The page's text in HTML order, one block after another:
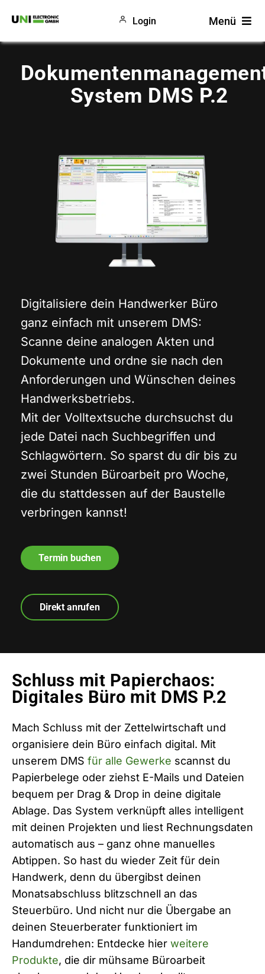
Inhalt
springen
Menü
Produkte
Gewerke
Unternehmen
Login
System DMS P.2
Digitalisiere dein Handwerker Büro
ganz einfach mit unserem DMS:
Scanne deine analogen Akten und
Dokumente und ordne sie nach den
Anforderungen und Wünschen deines
Handwerksbetriebs.
Mit der Volltextsuche durchsuchst du
jede Datei nach Suchbegriffen und
Schlagwörtern. So sparst du dir bis zu
zwei Stunden Büroarbeit pro Woche,
die du stattdessen auf der Baustelle
verbringen kannst!
Termin buchen
Direkt anrufen
Schluss mit Papierchaos:
Digitales Büro mit DMS P.2
Mach Schluss mit der Zettelwirtschaft und
organisiere dein Büro einfach digital. Mit
unserem DMS für alle Gewerke scannst du
Papierbelege oder ziehst E-Mails und Dateien
bequem per Drag & Drop in deine digitale
Ablage. Das System verknüpft alles intelligent
mit deinen Projekten und liest Rechnungsdaten
automatisch aus – ganz ohne manuelles
Abtippen. So hast du wieder Zeit für dein
Handwerk, denn du übergibst deinen
Monatsabschluss blitzschnell an das
Steuerbüro. Und nicht nur die Übergabe an
deinen Steuerberater funktioniert im
Handumdrehen: Entdecke hier weitere
Produkte, die dir mühsame Büroarbeit